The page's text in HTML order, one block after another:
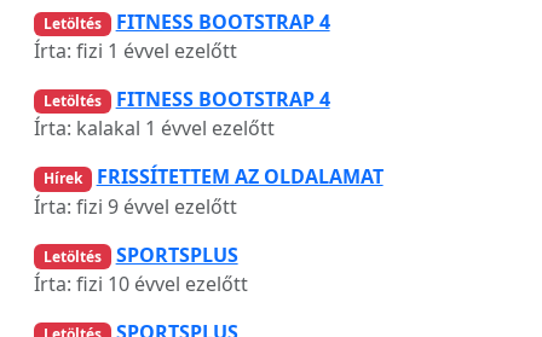
Letöltés
FITNESS BOOTSTRAP 4
Írta: fizi 1 évvel ezelőtt
Letöltés
FITNESS BOOTSTRAP 4
Írta: kalakal 1 évvel ezelőtt
Hírek
FRISSÍTETTEM AZ OLDALAMAT
Írta: fizi 9 évvel ezelőtt
Letöltés
SPORTSPLUS
Írta: fizi 10 évvel ezelőtt